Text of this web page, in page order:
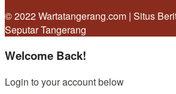
© 2022 Wartatangerang.com | Situs
Seputar Tangerang
Welcome Back!
Login to your account below